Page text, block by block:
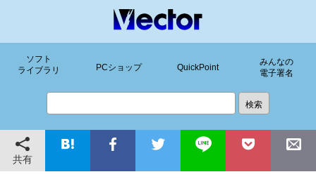
ソフト
ライブラリ
PCショップ QuickPoint
みんなの
電子署名
共有